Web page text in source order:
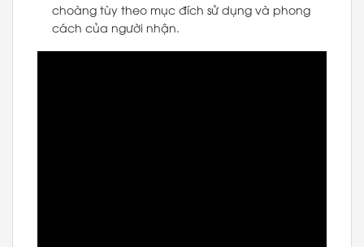
choàng tùy theo mục đích sử dụng và phong
cách của người nhận.